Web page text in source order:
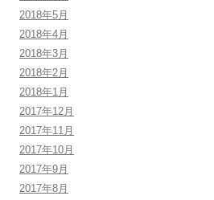
2018年5月
2018年4月
2018年3月
2018年2月
2018年1月
2017年12月
2017年11月
2017年10月
2017年9月
2017年8月